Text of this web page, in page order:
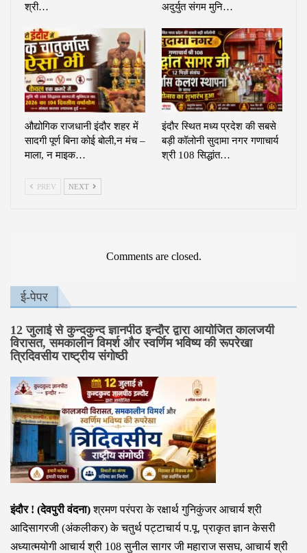
श्री…
अदुर्युत संगम मुनि…
औद्योगिक राजधानी इंदौर शहर में
सादगी पूर्ण बिना कोई बोली,न मंच –
माला, न माइक…
इंदौर स्थित मध्य प्रदेश की सबसे
बड़ी कॉलोनी सुदामा नगर गणाचार्य
श्री 108 सिद्धांत…
PREV NEXT
Comments are closed.
ई-पेपर
12 जुलाई से कुन्दकुन्द ज्ञानपीठ इन्दौर द्वारा आयोजित कालजयी
विरासत, समकालीन विमर्श और स्वर्णिम भविष्य की रूपरेखा
त्रिदिवसीय राष्ट्रीय संगोष्ठी
इंदौर ! (देवपुरी वंदना)श्रमण परंपरा के रक्षार्थ गुनिकुंजर आचार्य श्री
आदिसागरजी (अंकलीकर) के चतुर्थ पट्टाचार्य प.पू. प्राकृत ज्ञान केसरी
अध्यात्मयोगी आचार्य श्री 108 सुनील सागर जी महाराज ससघ, आचार्य श्री